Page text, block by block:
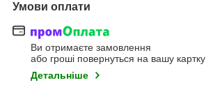
Умови оплати
Ви отримаєте замовлення
або гроші повернуться на вашу картку
Детальніше